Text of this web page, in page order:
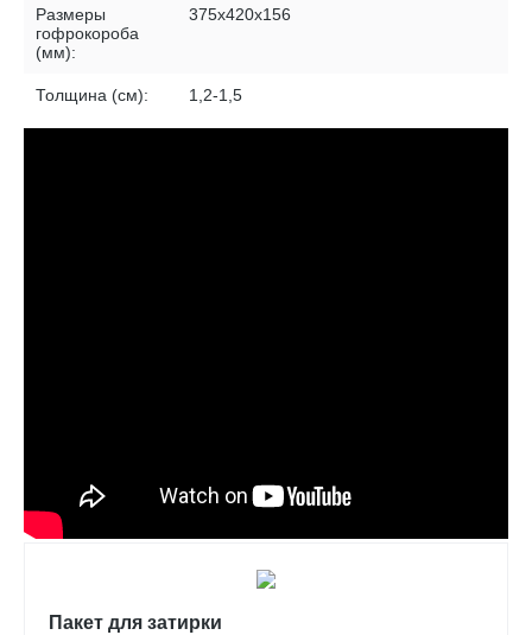
Размеры
гофрокороба
(мм):
375х420х156
Толщина (см): 1,2-1,5
Пакет для затирки